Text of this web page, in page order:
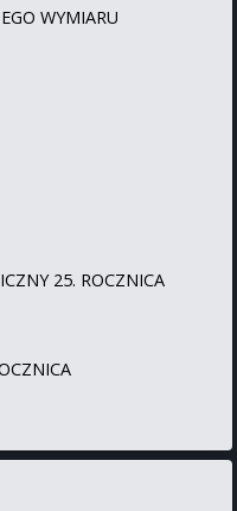
WYMIARU
25. ROCZNICA